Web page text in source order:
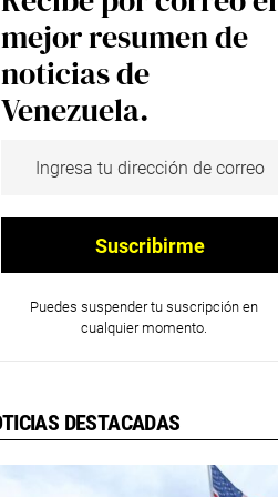
mejor resumen de
noticias de
Venezuela.
Puedes suspender tu suscripción en
cualquier momento.
DESTACADAS